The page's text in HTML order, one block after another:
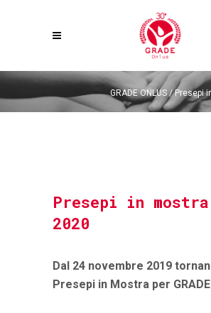
GRADE ONLUS/Presepi
Presepi in mostra
2020
Dal 24 novembre 2019
Presepi in Mostra per